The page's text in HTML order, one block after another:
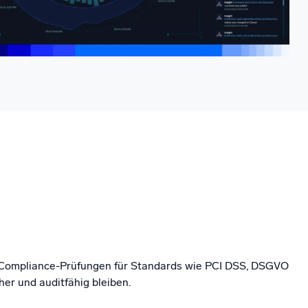
Prüfungen für Standards wie PCI DSS, DSGVO
und auditfähig bleiben.